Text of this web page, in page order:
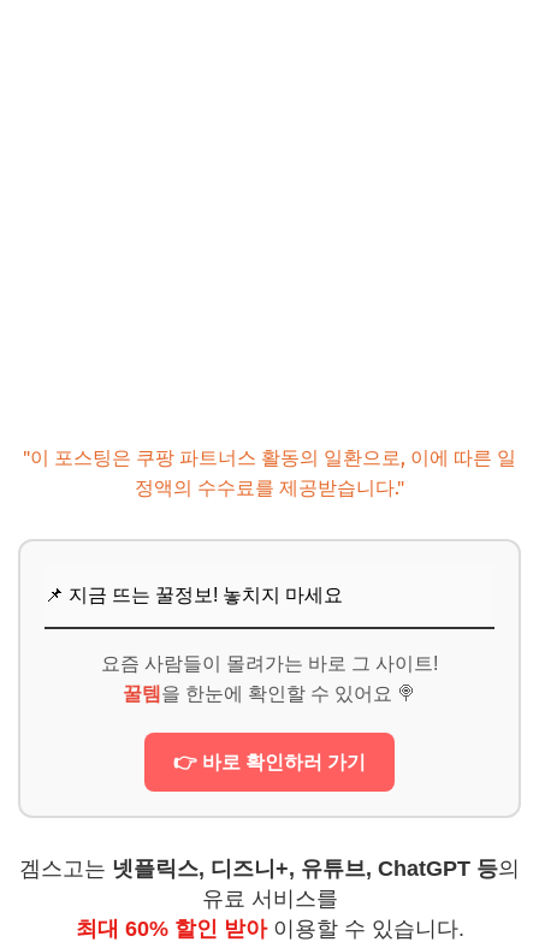
"이 포스팅은 쿠팡 파트너스 활동의 일환으로, 이에 따른 일
정액의 수수료를 제공받습니다."
📌 지금 뜨는 꿀정보! 놓치지 마세요
요즘 사람들이 몰려가는 바로 그 사이트!
꿀템 을 한눈에 확인할 수 있어요 🍭
👉 바로 확인하러 가기
겜스고는 넷플릭스, 디즈니+, 유튜브, ChatGPT 등의
유료 서비스를
최대 60% 할인 받아이용할 수 있습니다.